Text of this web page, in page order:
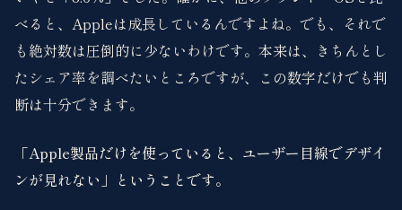
べると、Appleは成長しているんですよね。でも、それで
も絶対数は圧倒的に少ないわけです。本来は、きちんとし
たシェア率を調べたいところですが、この数字だけでも判
断は十分できます。
「Apple製品だけを使っていると、ユーザー目線でデザイ
ンが見れない」ということです。